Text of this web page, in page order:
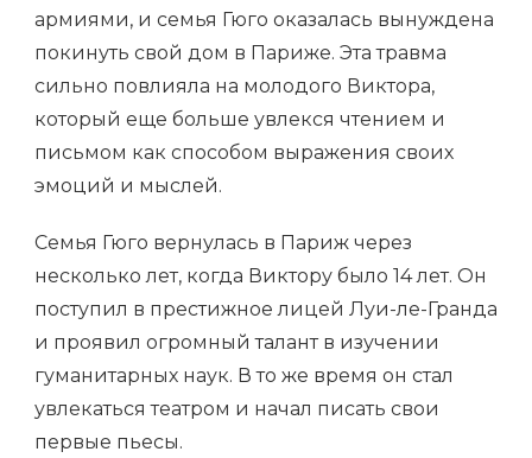
армиями, и семья Гюго оказалась вынуждена
покинуть свой дом в Париже. Эта травма
сильно повлияла на молодого Виктора,
который еще больше увлекся чтением и
письмом как способом выражения своих
эмоций и мыслей.
Семья Гюго вернулась в Париж через
несколько лет, когда Виктору было 14 лет. Он
поступил в престижное лицей Луи-ле-Гранда
и проявил огромный талант в изучении
гуманитарных наук. В то же время он стал
увлекаться театром и начал писать свои
первые пьесы.